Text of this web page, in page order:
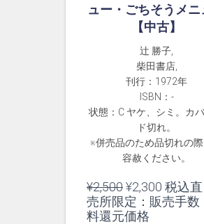
ュー・ごちそうメニ
【中古】
辻 勝子,
柴田書店,
刊行：1972年
ISBN：-
状態：C ヤケ、シミ。カ
ド切れ。
※併売品のため品切れの
容赦ください。
¥2,500元
の
価
¥2,300 現
在
税込直
売所限定：販売手数
料還元価格